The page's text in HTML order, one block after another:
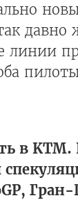
давно
линии
в KTM.